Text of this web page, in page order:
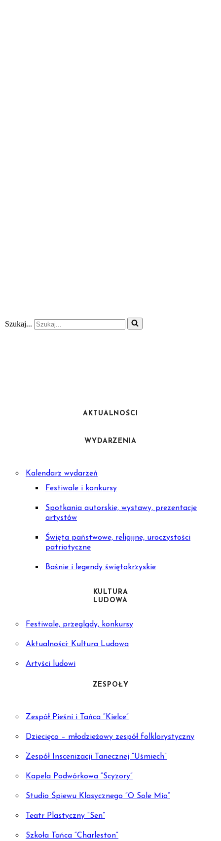
Szukaj...
AKTUALNOŚCI
WYDARZENIA
Kalendarz wydarzeń
Festiwale i konkursy
Spotkania autorskie, wystawy, prezentacje
artystów
Święta państwowe, religijne, uroczystości
patriotyczne
Baśnie i legendy świętokrzyskie
KULTURA
LUDOWA
Festiwale, przeglądy, konkursy
Aktualności: Kultura Ludowa
Artyści ludowi
ZESPOŁY
Zespół Pieśni i Tańca “Kielce”
Dziecięco – młodzieżowy zespół folklorystyczny
Zespół Inscenizacji Tanecznej “Uśmiech”
Kapela Podwórkowa “Scyzory”
Studio Śpiewu Klasycznego “O Sole Mio”
Teatr Plastyczny “Sen”
Szkoła Tańca “Charleston”